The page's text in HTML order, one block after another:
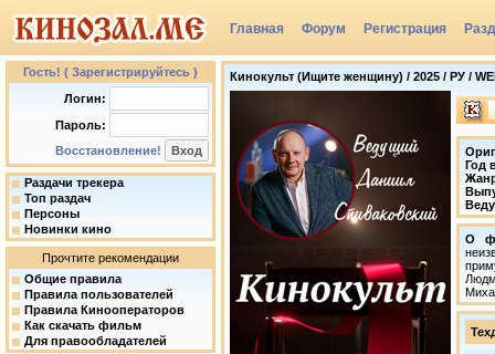
Главная Форум Регистрация
Группы
Гость! ( Зарегистрируйтесь )
Логин:
Пароль:
Восстановление!
Раздачи трекера
Топ раздач
Персоны
Новинки кино
Прочтите рекомендации
Общие правила
Правила пользователей
Правила Кинооператоров
Как скачать фильм
Для правообладателей
Кинокульт (Ищите женщину) / 2025 / РУ /
Год
О